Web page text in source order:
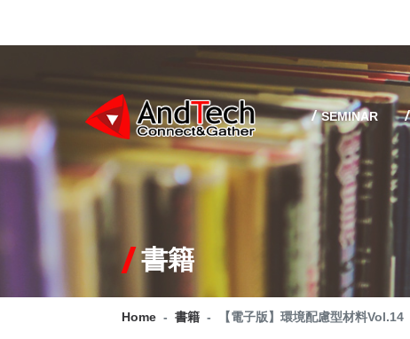
SEMINAR
書籍
Home 書籍 【電子版】環境配慮型材料